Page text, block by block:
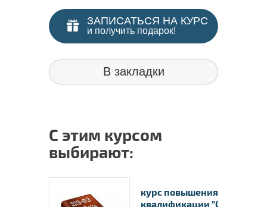
ЗАПИСАТЬСЯ НА КУРС
и получить подарок!
В закладки
С этим курсом
выбирают:
курс повышения
квалификации